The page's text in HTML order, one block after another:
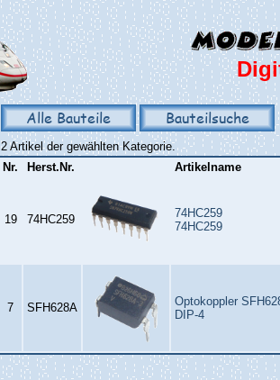
Alle Bauteile Bauteilsuche
2 Artikel der gewählten Kategorie.
Nr.
Herst.Nr. Artikelname
19 74HC259
74HC259
74HC259
7 SFH628A
Optokoppler
DIP-4